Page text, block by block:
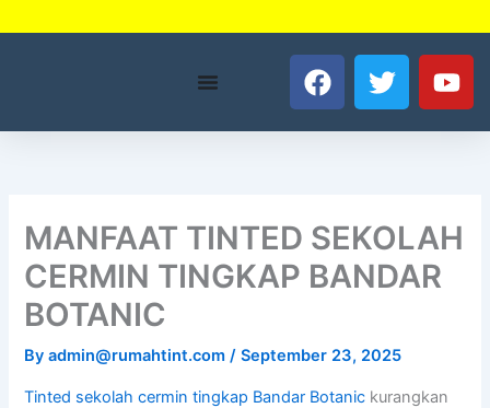
to
F
a
o
k
T
w
r
Y
o
e
MANFAAT TINTED SEKOLAH
CERMIN TINGKAP BANDAR
BOTANIC
Byadmin@rumahtint.com/September 23, 2025
Tinted sekolah cermin tingkap Bandar Botanic kurangkan